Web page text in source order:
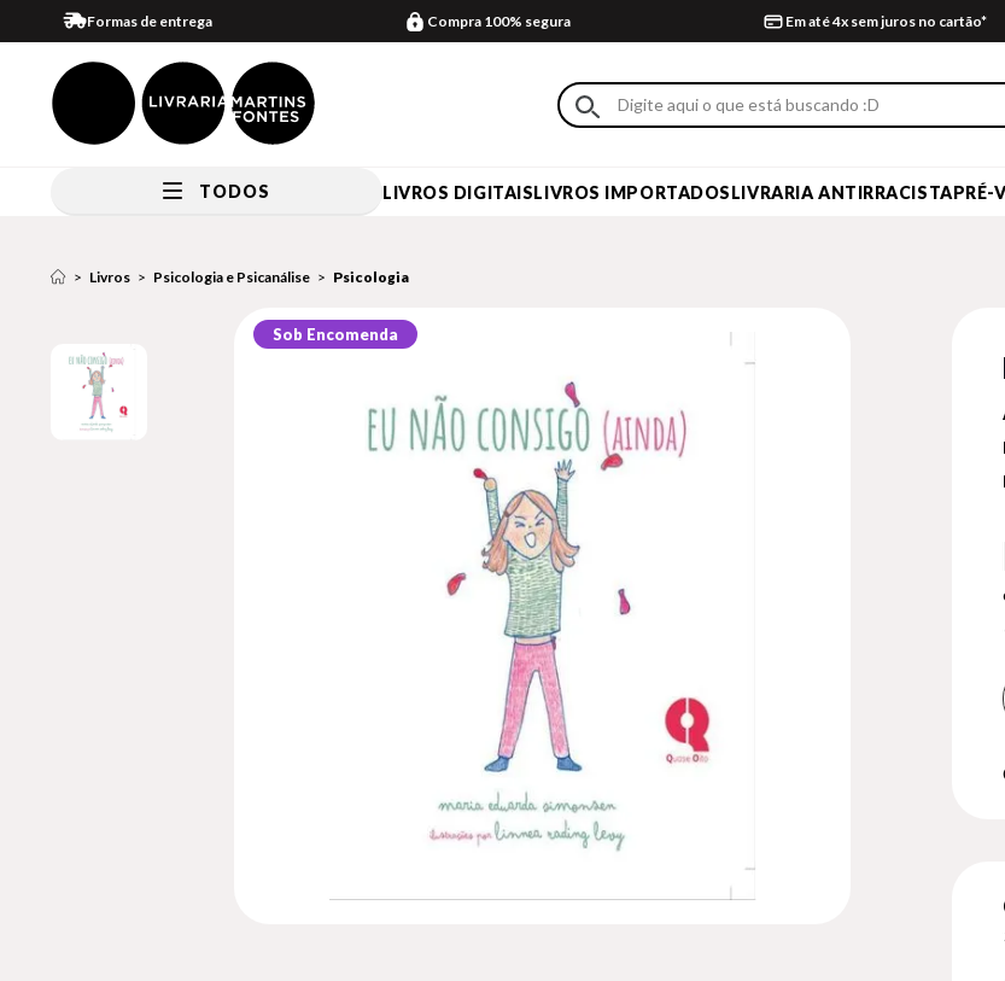
Formas de entrega Compra 100% segura Em até 4x sem juros no cartão*
TODOS LIVROS DIGITAISLIVROS IMPORTADOSLIVRARIA ANTIRRACISTAPRÉ-
Livros Psicologia e Psicanálise Psicologia
Sob Encomenda